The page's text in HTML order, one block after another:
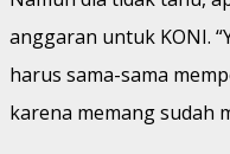
anggaran untuk KONI.
harus sama-sama
karena memang sudah